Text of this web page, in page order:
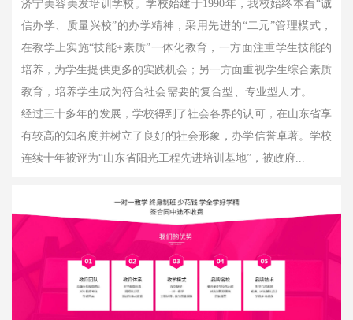
济宁美容美发培训学校。学校始建于1990年，我校始终本着“诚
信办学、质量兴校”的办学精神，采用先进的“二元”管理模式，
在教学上实施“技能+素质”一体化教育，一方面注重学生技能的
培养，为学生提供更多的实践机会；另一方面重视学生综合素质
教育，培养学生成为符合社会需要的复合型、专业型人才。
经过三十多年的发展，学校得到了社会各界的认可，在山东省享
有较高的知名度并树立了良好的社会形象，办学信誉卓著。学校
连续十年被评为“山东省阳光工程先进培训基地”，被政府...